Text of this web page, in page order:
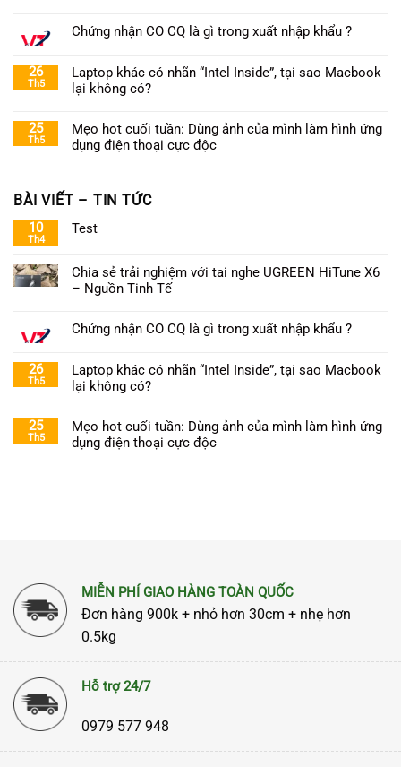
Chứng nhận CO CQ là gì trong xuất nhập khẩu ?
26
Th5
Laptop khác có nhãn “Intel Inside”, tại sao Macbook
lại không có?
25
Th5
Mẹo hot cuối tuần: Dùng ảnh của mình làm hình ứng
dụng điện thoại cực độc
BÀI VIẾT – TIN TỨC
10
Th4
Test
Chia sẻ trải nghiệm với tai nghe UGREEN HiTune X6
– Nguồn Tinh Tế
Chứng nhận CO CQ là gì trong xuất nhập khẩu ?
26
Th5
Laptop khác có nhãn “Intel Inside”, tại sao Macbook
lại không có?
25
Th5
Mẹo hot cuối tuần: Dùng ảnh của mình làm hình ứng
dụng điện thoại cực độc
MIỄN PHÍ GIAO HÀNG TOÀN QUỐC
Đơn hàng 900k + nhỏ hơn 30cm + nhẹ hơn
0.5kg
Hỗ trợ 24/7
0979 577 948